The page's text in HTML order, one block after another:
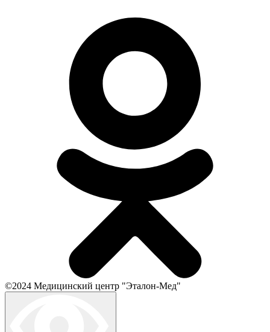
©2024 Медицинский центр "Эталон-Мед"